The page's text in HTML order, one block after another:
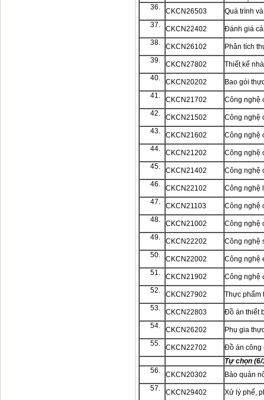
36.
CKCN26503
Quá trình
37.
CKCN22402
Đánh giá
38.
CKCN26102
Phân tích
39.
CKCN27802
Thiết kế
40.
CKCN20202
Bao gói
41.
CKCN21702
Công nghệ
42.
CKCN21502
Công nghệ
43.
CKCN21602
Công nghệ
44.
CKCN21202
Công nghệ
45.
CKCN21402
Công nghệ
46.
CKCN22102
Công nghệ
47.
CKCN21103
Công nghệ
48.
CKCN21002
Công nghệ
49.
CKCN22202
Công nghệ
50.
CKCN22002
Công nghệ
51.
CKCN21902
Công nghệ
52.
CKCN27902
Thực phẩm
53.
CKCN22803
Đồ án thiết
54.
CKCN26202
Phụ gia
55.
CKCN22702
Đồ án công
Tự chọn (6/
56.
CKCN20302
Bảo quản
57.
CKCN29402
Xử lý phế,